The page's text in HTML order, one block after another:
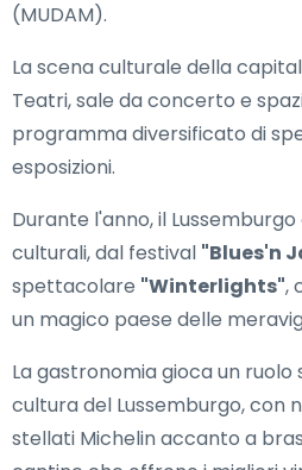
(MUDAM).
La scena culturale della
Teatri, sale da concerto e
programma diversificato di
esposizioni.
Durante l'anno, il
culturali, dal festival "Blues'n
spettacolare "Winterlights",
un magico paese delle
La gastronomia gioca un ruolo
cultura del Lussemburgo, con
stellati Michelin accanto a